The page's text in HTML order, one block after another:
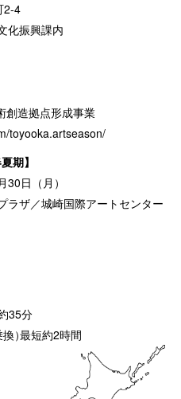
2-4
化振興課内
創造拠点形成事業
toyooka.artseason/
期】
日（月）
ラザ／城崎国際アートセンター
35分
換）最短約2時間